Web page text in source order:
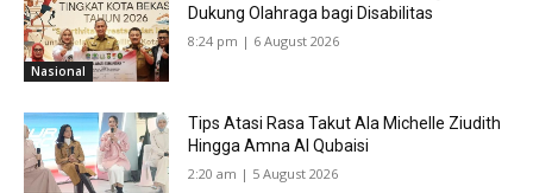
Nasional
Dukung Olahraga bagi Disabilitas
8:24 pm | 6 August 2026
Tips Atasi Rasa Takut Ala Michelle Ziudith
Hingga Amna Al Qubaisi
2:20 am | 5 August 2026